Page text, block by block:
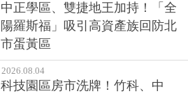
中正學區、雙捷地王加持！「全
陽羅斯福」吸引高資產族回防北
市蛋黃區
2026.08.04
科技園區房市洗牌！竹科、中